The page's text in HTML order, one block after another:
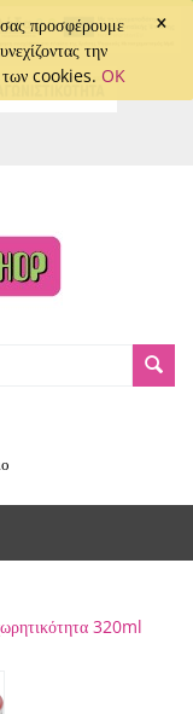
×
προσφέρουμε
την
των cookies. OK
320ml